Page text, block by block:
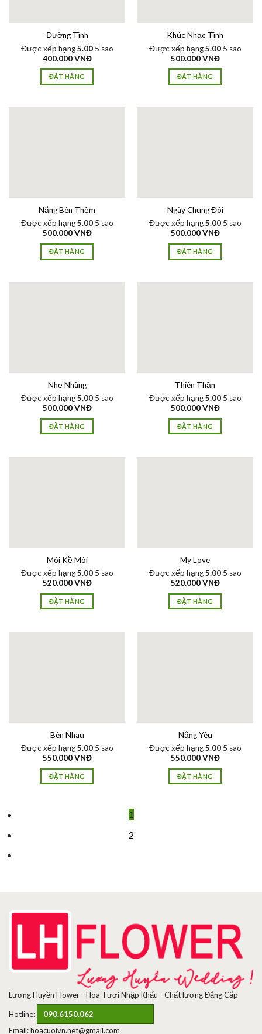
Đường Tình
Được xếp hạng5.005 sao
400.000VNĐ
ĐẶT HÀNG
Khúc Nhạc Tình
Được xếp hạng5.005 sao
500.000VNĐ
ĐẶT HÀNG
Nắng Bên Thềm
Được xếp hạng5.005 sao
500.000VNĐ
ĐẶT HÀNG
Ngày Chung Đôi
Được xếp hạng5.005 sao
500.000VNĐ
ĐẶT HÀNG
Nhẹ Nhàng
Được xếp hạng5.005 sao
500.000VNĐ
ĐẶT HÀNG
Thiên Thần
Được xếp hạng5.005 sao
500.000VNĐ
ĐẶT HÀNG
Môi Kề Môi
Được xếp hạng5.005 sao
520.000VNĐ
ĐẶT HÀNG
My Love
Được xếp hạng5.005 sao
520.000VNĐ
ĐẶT HÀNG
Bên Nhau
Được xếp hạng5.005 sao
550.000VNĐ
ĐẶT HÀNG
Nắng Yêu
Được xếp hạng5.005 sao
550.000VNĐ
ĐẶT HÀNG
1
2
Lương Huyền Flower - Hoa Tươi Nhập Khẩu - Chất lương Đẳng Cấp
Hotline:
090.6150.062
Email: hoacuoivn.net@gmail.com